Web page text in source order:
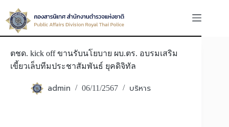
to
content
ตชด. kick off ขานรับนโยบาย ผบ.ตร. อบรมเสริม
เขี้ยวเล็บทีมประชาสัมพันธ์ ยุคดิจิทัล
admin 06/11/2567 บริหาร